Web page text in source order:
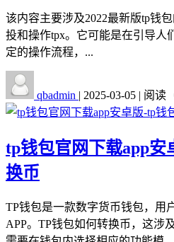
该内容主要涉及2022最新版tp钱
投和操作tpx。它可能是在引导人
定的操作流程，...
qbadmin | 2025-03-05 | 阅读
tp钱包官网下载app安
换币
TP钱包是一款数字货币钱包，用
APP。TP钱包如何转换币，这涉